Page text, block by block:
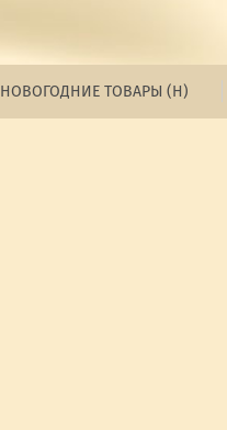
НОВОГОДНИЕ ТОВАРЫ (Н)